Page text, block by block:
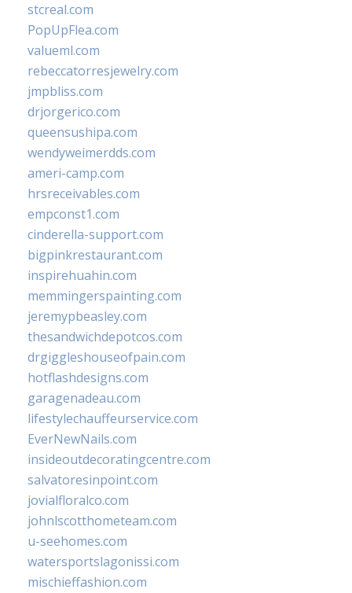
stcreal.com
PopUpFlea.com
valueml.com
rebeccatorresjewelry.com
jmpbliss.com
drjorgerico.com
queensushipa.com
wendyweimerdds.com
ameri-camp.com
hrsreceivables.com
empconst1.com
cinderella-support.com
bigpinkrestaurant.com
inspirehuahin.com
memmingerspainting.com
jeremypbeasley.com
thesandwichdepotcos.com
drgiggleshouseofpain.com
hotflashdesigns.com
garagenadeau.com
lifestylechauffeurservice.com
EverNewNails.com
insideoutdecoratingcentre.com
salvatoresinpoint.com
jovialfloralco.com
johnlscotthometeam.com
u-seehomes.com
watersportslagonissi.com
mischieffashion.com